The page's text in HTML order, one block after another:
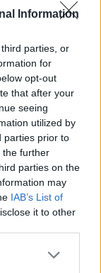
Information
parties, or
for
opt-out
that after your
seeing
utilized by
parties prior to
the further
parties on the
may
IAB’s List of
it to other
kereskedés a
Európában
pedig
Aztán este a
a kamatot,
jövőre csak
a
így ez